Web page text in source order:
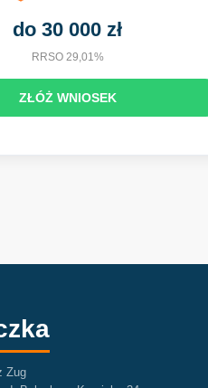
do 30 000 zł
RRSO 29,01%
ZŁÓŻ WNIOSEK
Zug